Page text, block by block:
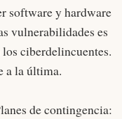
software y hardware
vulnerabilidades es
ciberdelincuentes.
a la última.
de contingencia: